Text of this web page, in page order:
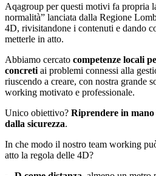
Aqagroup per questi motivi fa propria
normalità” lanciata dalla Regione
4D, rivisitandone i contenuti e dando
metterle in atto.
Abbiamo cercato competenze locali
concreti ai problemi connessi alla
riuscendo a creare, con nostra grande
working motivato e professionale.
Unico obiettivo? Riprendere in
dalla sicurezza.
In che modo il nostro team working
atto la regola delle 4D?